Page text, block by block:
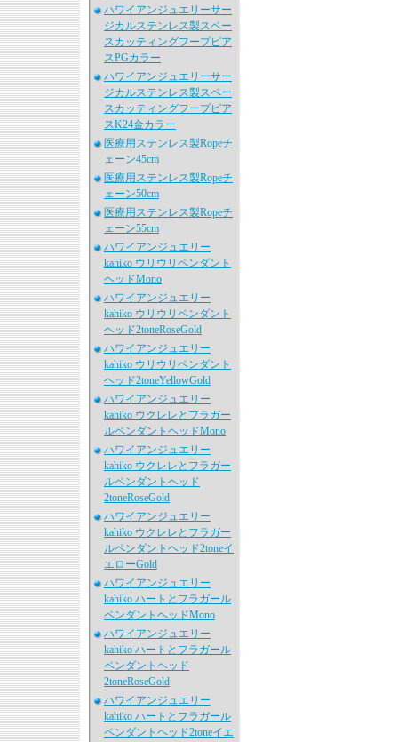
ハワイアンジュエリーサー
ジカルステンレス製スペー
スカッティングフープピア
スPGカラー
ハワイアンジュエリーサー
ジカルステンレス製スペー
スカッティングフープピア
スK24金カラー
医療用ステンレス製Ropeチ
ェーン45cm
医療用ステンレス製Ropeチ
ェーン50cm
医療用ステンレス製Ropeチ
ェーン55cm
ハワイアンジュエリー
kahiko ウリウリペンダント
ヘッドMono
ハワイアンジュエリー
kahiko ウリウリペンダント
ヘッド2toneRoseGold
ハワイアンジュエリー
kahiko ウリウリペンダント
ヘッド2toneYellowGold
ハワイアンジュエリー
kahiko ウクレレとフラガー
ルペンダントヘッドMono
ハワイアンジュエリー
kahiko ウクレレとフラガー
ルペンダントヘッド
2toneRoseGold
ハワイアンジュエリー
kahiko ウクレレとフラガー
ルペンダントヘッド2toneイ
エローGold
ハワイアンジュエリー
kahiko ハートとフラガール
ペンダントヘッドMono
ハワイアンジュエリー
kahiko ハートとフラガール
ペンダントヘッド
2toneRoseGold
ハワイアンジュエリー
kahiko ハートとフラガール
ペンダントヘッド2toneイエ